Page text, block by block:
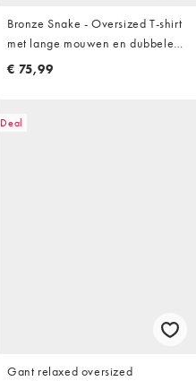
Bronze Snake - Oversized T-shirt
met lange mouwen en dubbele
streep in beige
€ 75,99
Deal
Gant relaxed oversized